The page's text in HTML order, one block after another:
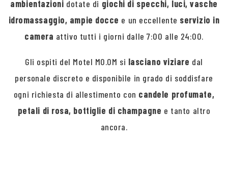
ambientazioni dotate di giochi di specchi, luci, vasche
idromassaggio, ampie docce e un eccellente servizio in
camera attivo tutti i giorni dalle 7:00 alle 24:00.
Gli ospiti del Motel MO.OM si lasciano viziare dal
personale discreto e disponibile in grado di soddisfare
ogni richiesta di allestimento con candele profumate,
petali di rosa, bottiglie di champagne e tanto altro
ancora.